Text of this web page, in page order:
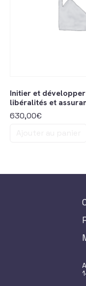
Initier et
libéralités et
630,00€